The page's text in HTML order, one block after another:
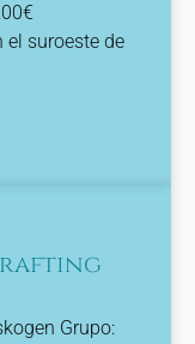
el suroeste de
Grupo: